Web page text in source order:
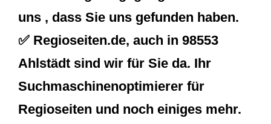
uns , dass Sie uns gefunden haben.
✅ Regioseiten.de, auch in 98553
Ahlstädt sind wir für Sie da. Ihr
Suchmaschinenoptimierer für
Regioseiten und noch einiges mehr.